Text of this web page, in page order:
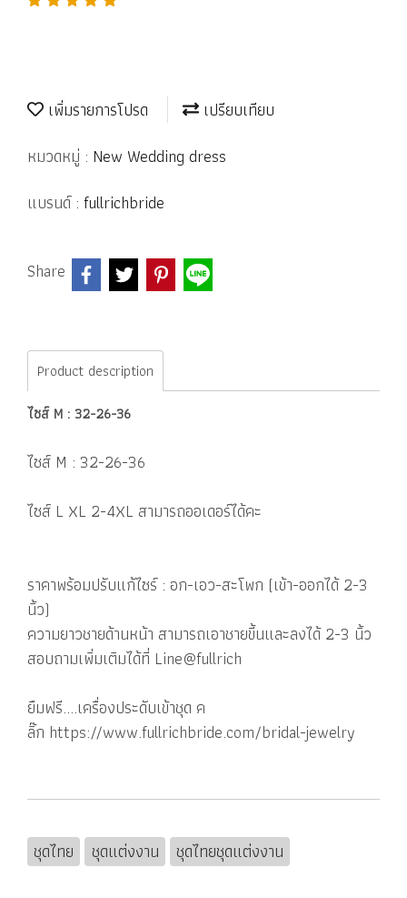
เพิ่มรายการโปรด
เปรียบเทียบ
หมวดหมู่ : New Wedding dress
แบรนด์ : fullrichbride
Share
Product description
ไซส์ M : 32-26-36
ไซส์ M : 32-26-36
ไซส์ L XL 2-4XL สามารถออเดอร์ได้คะ
ราคาพร้อมปรับแก้ไซร์ : อก-เอว-สะโพก (เข้า-ออกได้ 2-3
นิ้ว)
ความยาวชายด้านหน้า สามารถเอาชายขี้นและลงได้ 2-3 นิ้ว
สอบถามเพิ่มเติมได้ที่ Line@fullrich
ยืมฟรี....เครื่องประดับเข้าชุด ค
ลิ๊ก https://www.fullrichbride.com/bridal-jewelry
ชุดไทย ชุดแต่งงาน ชุดไทยชุดแต่งงาน